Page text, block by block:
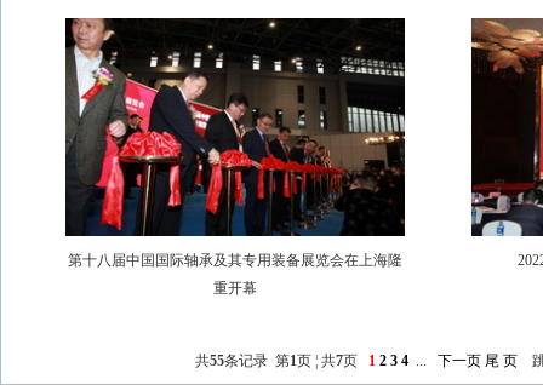
第十八届中国国际轴承及其专用装备展览会在上海隆
重开幕
共55条记录 第1页 ¦ 共7页 1 2 3 4 ... 下一页 尾 页